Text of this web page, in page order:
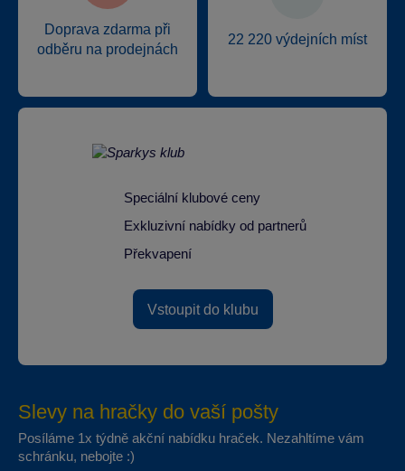
Doprava zdarma při
odběru na prodejnách
22 220 výdejních míst
Speciální klubové ceny
Exkluzivní nabídky od partnerů
Překvapení
Vstoupit do klubu
Slevy na hračky do vaší pošty
Posíláme 1x týdně akční nabídku hraček. Nezahltíme vám
schránku, nebojte :)